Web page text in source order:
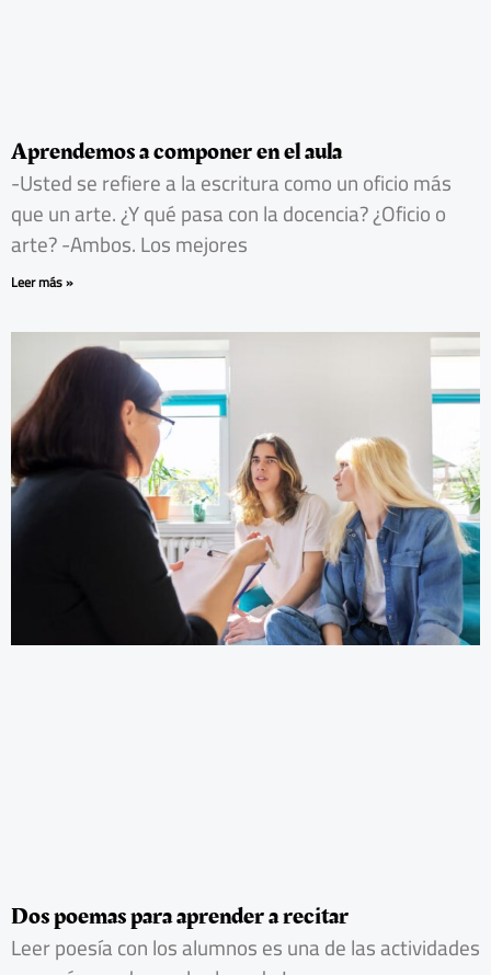
Aprendemos a componer en el aula
-Usted se refiere a la escritura como un oficio más
que un arte. ¿Y qué pasa con la docencia? ¿Oficio o
arte? -Ambos. Los mejores
Leer más »
Dos poemas para aprender a recitar
Leer poesía con los alumnos es una de las actividades